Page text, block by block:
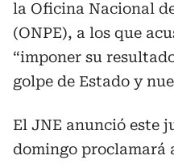
la Oficina Nacional
(ONPE), a los que
“imponer su
golpe de Estado y
El JNE anunció este
domingo proclamará